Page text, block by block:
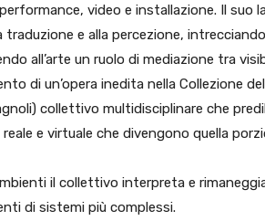
video e installazione. Il suo
e alla percezione,
all’arte un ruolo di mediazione tra
di un’opera inedita nella Collezione
collettivo multidisciplinare che
e virtuale che divengono quella
il collettivo interpreta e
di sistemi più complessi.